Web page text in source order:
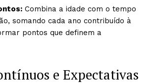
Combina a idade com o tempo
somando cada ano contribuído à
pontos que definem a
e Expectativas